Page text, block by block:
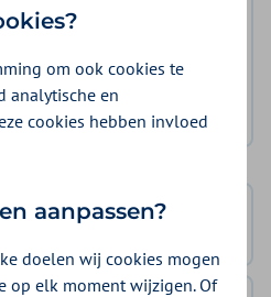
in met DigiD
om ook cookies te
analytische en
cookies hebben invloed
aanpassen?
doelen wij cookies mogen
op elk moment wijzigen. Of